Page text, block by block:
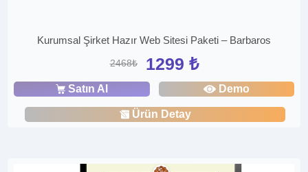
Kurumsal Şirket Hazır Web Sitesi Paketi – Barbaros
2468₺ 1299 ₺
Satın Al Demo
Ürün Detay